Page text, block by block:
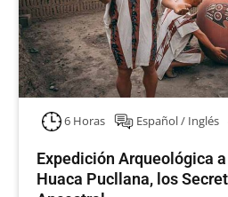
6 Horas Español / Inglés
Expedición Arqueológica
Huaca Pucllana, los